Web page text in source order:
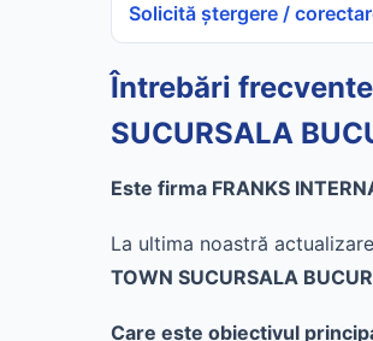
Solicită ștergere /
Întrebări frecvente
SUCURSALA
Este firma FRANKS
La ultima noastră
TOWN SUCURSALA
Care este obiectivul